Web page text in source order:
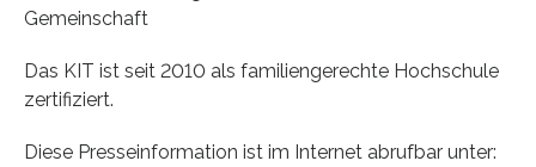
Gemeinschaft
Das KIT ist seit 2010 als familiengerechte Hochschule
zertifiziert.
Diese Presseinformation ist im Internet abrufbar unter: